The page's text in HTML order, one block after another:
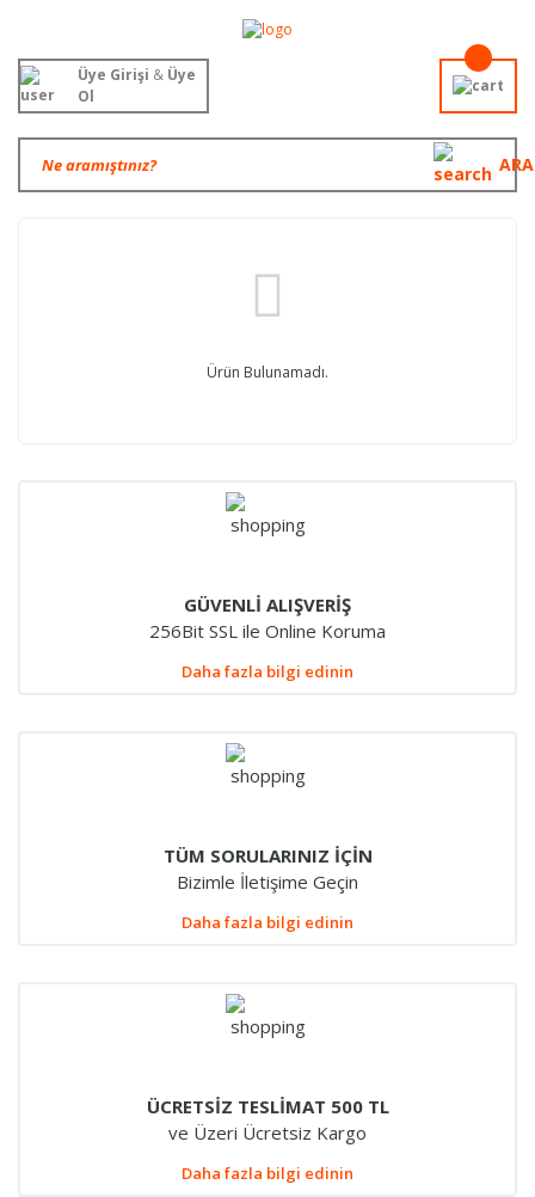
ARA
Üye Girişi &Üye
Ol
Ürün Bulunamadı.
GÜVENLİ ALIŞVERİŞ
256Bit SSL ile Online Koruma
Daha fazla bilgi edinin
TÜM SORULARINIZ İÇİN
Bizimle İletişime Geçin
Daha fazla bilgi edinin
ÜCRETSİZ TESLİMAT 500 TL
ve Üzeri Ücretsiz Kargo
Daha fazla bilgi edinin